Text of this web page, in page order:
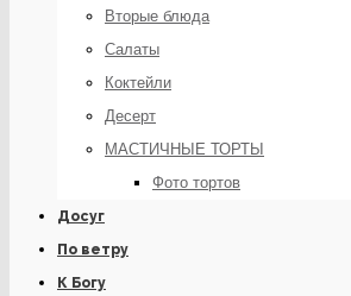
Вторые блюда
Салаты
Коктейли
Десерт
МАСТИЧНЫЕ ТОРТЫ
Фото тортов
Досуг
По ветру
К Богу